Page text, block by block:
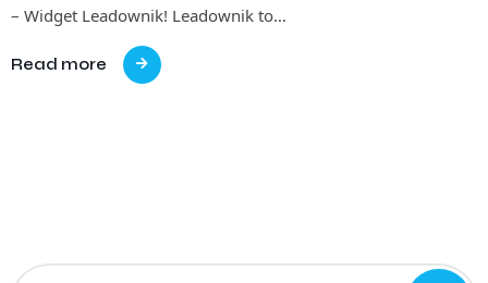
– Widget Leadownik! Leadownik to…
Read more